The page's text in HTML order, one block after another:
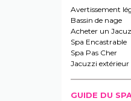
Avertissement
Bassin de nage
Acheter un
Spa Encastrable
Spa Pas Cher
Jacuzzi extérieur
GUIDE DU